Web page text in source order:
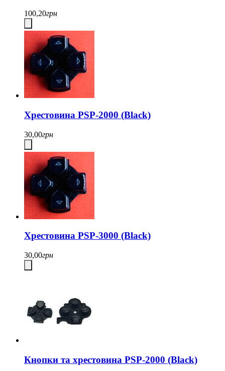
100,20грн
Хрестовина PSP-2000 (Black)
30,00грн
Хрестовина PSP-3000 (Black)
30,00грн
Кнопки та хрестовина PSP-2000 (Black)